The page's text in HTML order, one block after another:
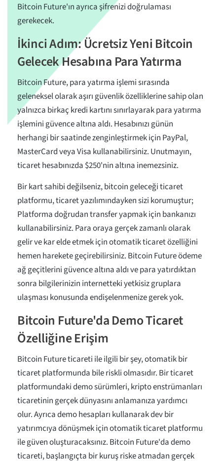
Bitcoin Future'ın ayrıca şifrenizi doğrulaması
gerekecek.
İkinci Adım: Ücretsiz Yeni Bitcoin
Gelecek Hesabına Para Yatırma
Bitcoin Future, para yatırma işlemi sırasında
geleneksel olarak aşırı güvenlik özelliklerine sahip olan
yalnızca birkaç kredi kartını sınırlayarak para yatırma
işlemini güvence altına aldı. Hesabınızı günün
herhangi bir saatinde zenginleştirmek için PayPal,
MasterCard veya Visa kullanabilirsiniz. Unutmayın,
ticaret hesabınızda $250'nin altına inemezsiniz.
Bir kart sahibi değilseniz, bitcoin geleceği ticaret
platformu, ticaret yazılımındayken sizi korumuştur;
Platforma doğrudan transfer yapmak için bankanızı
kullanabilirsiniz. Para oraya gerçek zamanlı olarak
gelir ve kar elde etmek için otomatik ticaret özelliğini
hemen harekete geçirebilirsiniz. Bitcoin Future ödeme
ağ geçitlerini güvence altına aldı ve para yatırdıktan
sonra bilgilerinizin internetteki yetkisiz gruplara
ulaşması konusunda endişelenmenize gerek yok.
Bitcoin Future'da Demo Ticaret
Özelliğine Erişim
Bitcoin Future ticareti ile ilgili bir şey, otomatik bir
ticaret platformunda bile riskli olmasıdır. Bir ticaret
platformundaki demo sürümleri, kripto enstrümanları
ticaretinin gerçek dünyasını anlamanıza yardımcı
olur. Ayrıca demo hesapları kullanarak dev bir
yatırımcıya dönüşmek için otomatik ticaret platformu
ile güven oluşturacaksınız. Bitcoin Future'da demo
ticareti, başlangıçta bir kuruş riske atmadan gerçek